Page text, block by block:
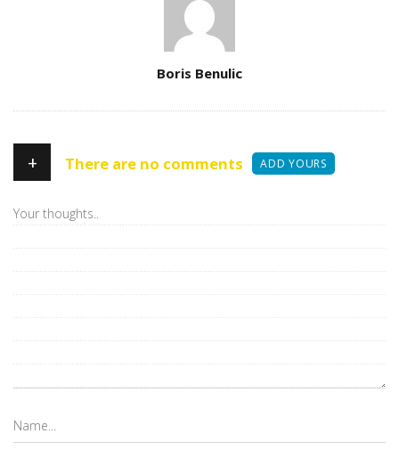
Boris Benulic
+ There are no comments ADD YOURS